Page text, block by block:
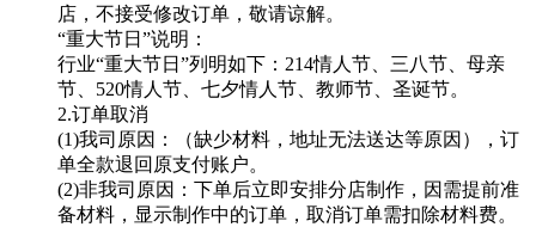
店，不接受修改订单，敬请谅解。
“重大节日”说明：
行业“重大节日”列明如下：214情人节、三八节、母亲
节、520情人节、七夕情人节、教师节、圣诞节。
2.订单取消
(1)我司原因：（缺少材料，地址无法送达等原因），订
单全款退回原支付账户。
(2)非我司原因：下单后立即安排分店制作，因需提前准
备材料，显示制作中的订单，取消订单需扣除材料费。